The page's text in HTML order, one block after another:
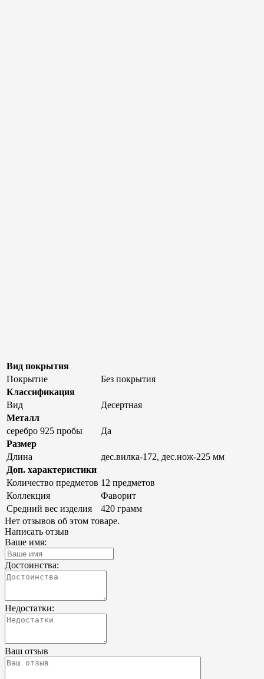
Вид покрытия
Покрытие
Без покрытия
Классификация
Вид
Десертная
Металл
серебро 925 пробы
Да
Размер
Длина
дес.вилка-172, дес.нож-225 мм
Доп. характеристики
Количество предметов 12 предметов
Коллекция
Фаворит
Средний вес изделия
420 грамм
Нет отзывов об этом товаре.
Написать отзыв
Ваше имя:
Достоинства:
Недостатки:
Ваш отзыв